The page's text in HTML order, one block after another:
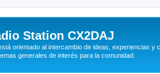
Station CX2DAJ
orientado al intercambio de ideas, experiencias y
generales de interés para la comunidad.